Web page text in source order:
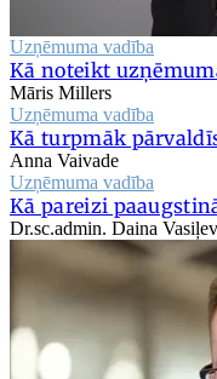
Uzņēmuma vadība
Kā noteikt
Māris Millers
Uzņēmuma vadība
Kā turpmāk
Anna Vaivade
Uzņēmuma vadība
Kā pareizi
Dr.sc.admin. Daina